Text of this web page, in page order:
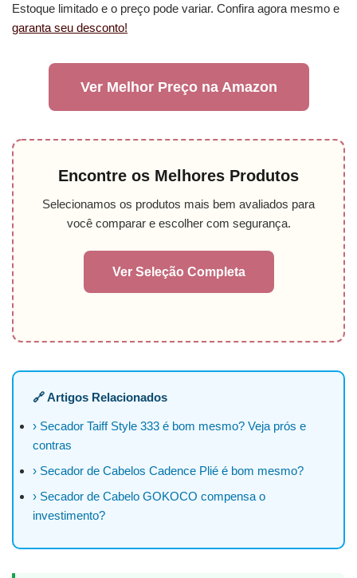
Estoque limitado e o preço pode variar. Confira agora mesmo e
garanta seu desconto!
Ver Melhor Preço na Amazon
Encontre os Melhores Produtos
Selecionamos os produtos mais bem avaliados para
você comparar e escolher com segurança.
Ver Seleção Completa
🔗 Artigos Relacionados
› Secador Taiff Style 333 é bom mesmo? Veja prós e
contras
› Secador de Cabelos Cadence Plié é bom mesmo?
› Secador de Cabelo GOKOCO compensa o
investimento?